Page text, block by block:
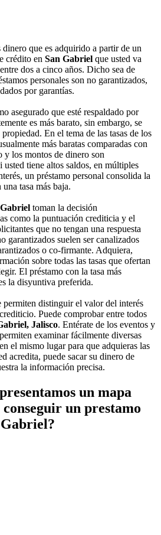
dinero que es adquirido a partir de un
crédito en San Gabriel que usted va
dos a cinco años. Dicho sea de
personales son no garantizados,
por garantías.
asegurado que esté respaldado por
es más barato, sin embargo, se
En el tema de las tasas de los
más baratas comparadas con
y los montos de dinero son
usted tiene altos saldos, en múltiples
un préstamo personal consolida la
tasa más baja.
toman la decisión
como la puntuación crediticia y el
que no tengan una respuesta
garantizados suelen ser canalizados
o co-firmante. Adquiera,
sobre todas las tasas que ofertan
El préstamo con la tasa más
la disyuntiva preferida.
permiten distinguir el valor del interés
Puede comprobar entre todos
Jalisco. Entérate de los eventos y
examinar fácilmente diversas
el mismo lugar para que adquieras las
acredita, puede sacar su dinero de
la información precisa.
un mapa
un prestamo